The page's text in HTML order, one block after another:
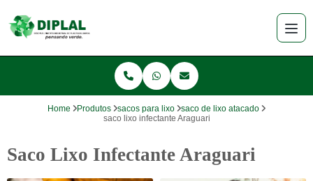
Home Produtos sacos para lixo
saco de lixo atacado
saco lixo infectante Araguari
Saco Lixo Infectante Araguari